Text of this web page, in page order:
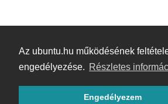
Az ubuntu.hu működésének
engedélyezése. Részletes
Engedélyezem
Hoppá! Valami hiba történt. Frissítse az